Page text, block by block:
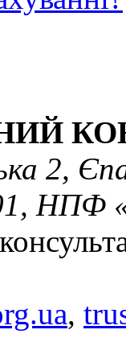
2,
НПФ
,